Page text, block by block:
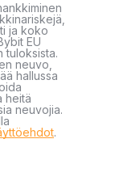
ja koko
EU
tuloksista.
neuvo,
hallussa
heitä
neuvojia.
.